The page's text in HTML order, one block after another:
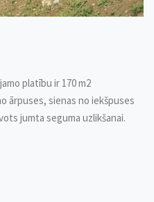
platību ir 170 m2
ārpuses, sienas no iekšpuses
jumta seguma uzlikšanai.